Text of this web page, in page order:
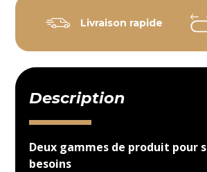
Livraison rapide
Description
Deux gammes de produit pour
besoins